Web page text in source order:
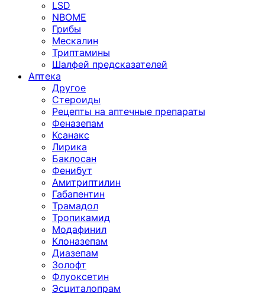
LSD
NBOME
Грибы
Мескалин
Триптамины
Шалфей предсказателей
Аптека
Другое
Стероиды
Рецепты на аптечные препараты
Феназепам
Ксанакс
Лирика
Баклосан
Фенибут
Амитриптилин
Габапентин
Трамадол
Тропикамид
Модафинил
Клоназепам
Диазепам
Золофт
Флуоксетин
Эсциталопрам